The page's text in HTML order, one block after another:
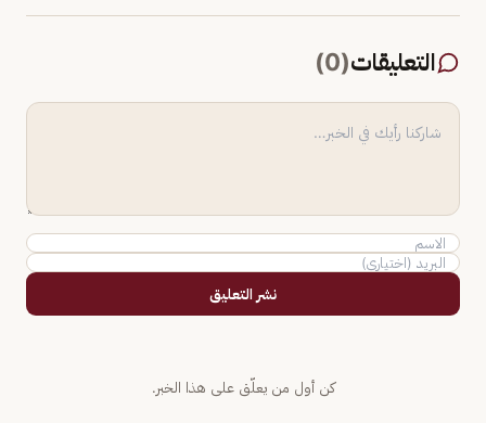
التعليقات(
0
)
نشر التعليق
كن أول من يعلّق على هذا الخبر.